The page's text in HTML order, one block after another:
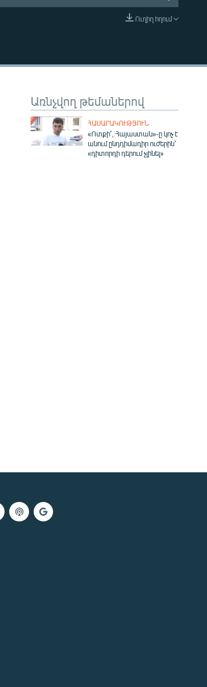
EMBED
Ուղիղ հղում
Առնչվող թեմաներով
ՀԱՍԱՐԱԿՈՒԹՅՈՒՆ
«Ոտքի՛, Հայաստան»-ը կոչ է
անում ընդդիմադիր ուժերին՝
«դիտորդի դերում չլինել»